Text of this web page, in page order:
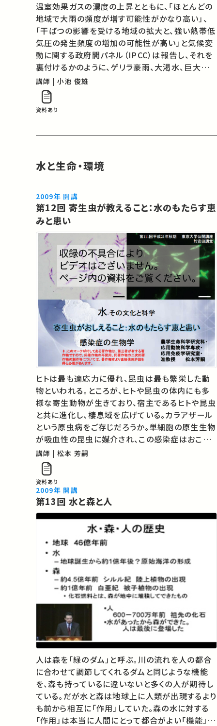
温室効果ガスの濃度の上昇とともに、「ほとんどの
地域で大雨の頻度が増す可能性がかなり高い」、
「干ばつの影響を受ける地域の拡大と、強い熱帯低
気圧の発生頻度の増加の可能性が高い」と気候変
動に関する政府間パネル（IPCC）は報告し、それを
裏付けるかのように、ゲリラ豪雨、大渇水、巨大ハリ
ケーンなど、極端な水循環現象が世界各地で発生
している。これらの変化を予測し、それに伴うリスク
を評価し、有効な適応策を策定して…
講師 | 小池 俊雄
資料あり
水と生命・環境
2009年 開講
第12回 寄生虫が教えること：水のもたらす恵
みと患い
ヒトは最も適応力に優れ、昆虫は最も繁栄した動
物といわれる。ところが、ヒトや昆虫の体内にも多
様な寄生動物が生きており、宿主であるヒトや昆虫
と共に進化し、棲息域を広げている。カラアザール
という原虫病をご存じだろうか。単細胞の原生生物
が吸血性の昆虫に媒介され、この感染症はおこる。
本講義では水の利用による環境の変化とそれに伴
う感染症の流行について考えてみたい。生態系の
豊かな土地は寄生原虫にとっても豊かな…
講師 | 松本 芳嗣
資料あり
2009年 開講
第13回 水と森と人
人は森を「緑のダム」と呼ぶ。川の流れを人の都合
に合わせて調節してくれるダムと同じような機能
を、森も持っているに違いないと多くの人が期待し
ている。だが水と森は地球上に人類が出現するより
も前から相互に「作用」していた。森の水に対する
「作用」は本当に人間にとって都合がよい「機能」な